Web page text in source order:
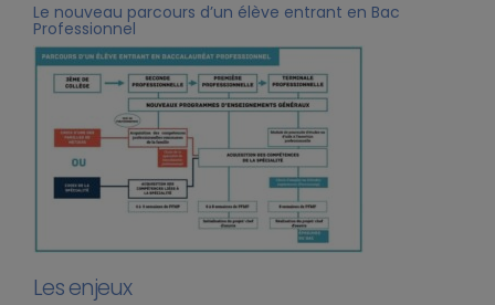
Le nouveau parcours d’un élève entrant en Bac
Professionnel
Les enjeux